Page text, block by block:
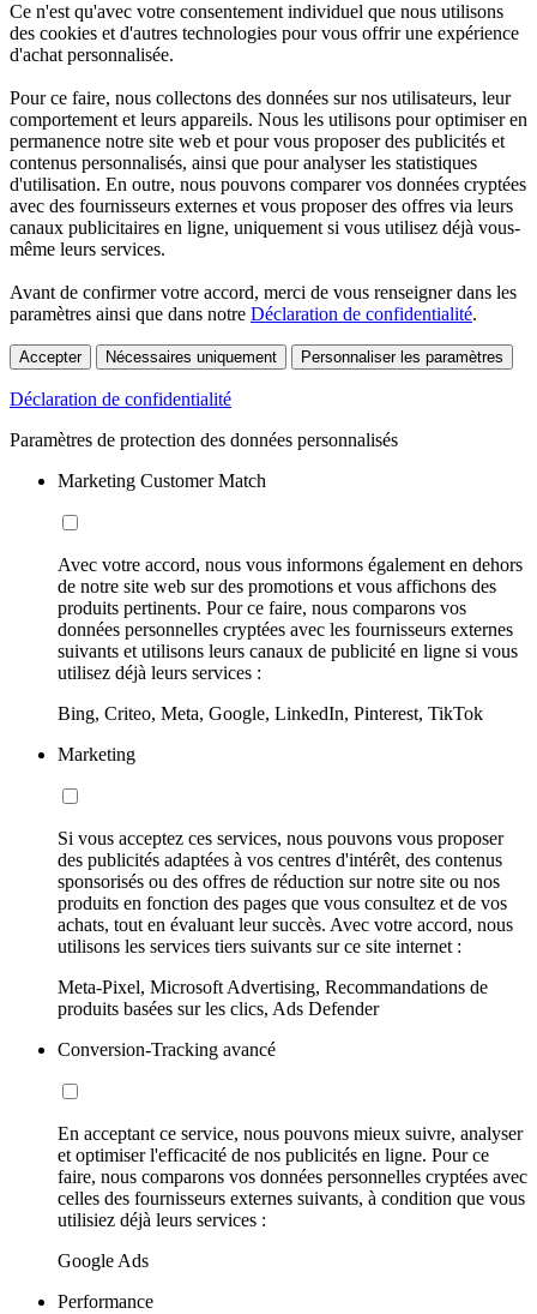
Ce n'est qu'avec votre consentement individuel que nous utilisons
des cookies et d'autres technologies pour vous offrir une expérience
d'achat personnalisée.
Pour ce faire, nous collectons des données sur nos utilisateurs, leur
comportement et leurs appareils. Nous les utilisons pour optimiser en
permanence notre site web et pour vous proposer des publicités et
contenus personnalisés, ainsi que pour analyser les statistiques
d'utilisation. En outre, nous pouvons comparer vos données cryptées
avec des fournisseurs externes et vous proposer des offres via leurs
canaux publicitaires en ligne, uniquement si vous utilisez déjà vous-
même leurs services.
Avant de confirmer votre accord, merci de vous renseigner dans les
paramètres ainsi que dans notre Déclaration de confidentialité.
Accepter Nécessaires uniquement Personnaliser les paramètres
Déclaration de confidentialité
Paramètres de protection des données personnalisés
Marketing Customer Match
Avec votre accord, nous vous informons également en dehors
de notre site web sur des promotions et vous affichons des
produits pertinents. Pour ce faire, nous comparons vos
données personnelles cryptées avec les fournisseurs externes
suivants et utilisons leurs canaux de publicité en ligne si vous
utilisez déjà leurs services :
Bing, Criteo, Meta, Google, LinkedIn, Pinterest, TikTok
Marketing
Si vous acceptez ces services, nous pouvons vous proposer
des publicités adaptées à vos centres d'intérêt, des contenus
sponsorisés ou des offres de réduction sur notre site ou nos
produits en fonction des pages que vous consultez et de vos
achats, tout en évaluant leur succès. Avec votre accord, nous
utilisons les services tiers suivants sur ce site internet :
Meta-Pixel, Microsoft Advertising, Recommandations de
produits basées sur les clics, Ads Defender
Conversion-Tracking avancé
En acceptant ce service, nous pouvons mieux suivre, analyser
et optimiser l'efficacité de nos publicités en ligne. Pour ce
faire, nous comparons vos données personnelles cryptées avec
celles des fournisseurs externes suivants, à condition que vous
utilisiez déjà leurs services :
Google Ads
Performance